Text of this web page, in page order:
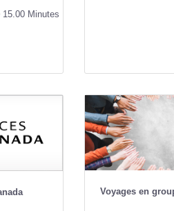
15.00 Minutes
Voyages en